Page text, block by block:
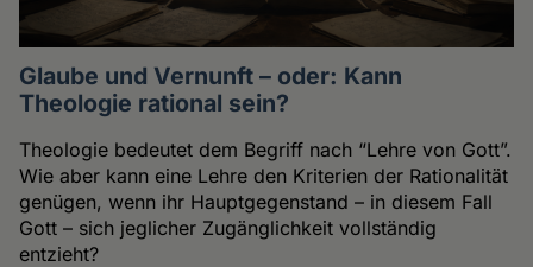
Glaube und Vernunft – oder: Kann
Theologie rational sein?
Theologie bedeutet dem Begriff nach “Lehre von Gott”.
Wie aber kann eine Lehre den Kriterien der Rationalität
genügen, wenn ihr Hauptgegenstand – in diesem Fall
Gott – sich jeglicher Zugänglichkeit vollständig
entzieht?